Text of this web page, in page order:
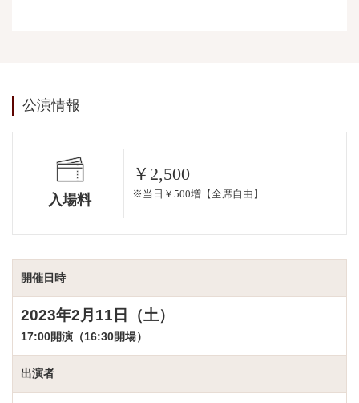
公演情報
入場料
￥2,500
※当日￥500増【全席自由】
開催日時
2023年2月11日（土）
17:00開演（16:30開場）
出演者